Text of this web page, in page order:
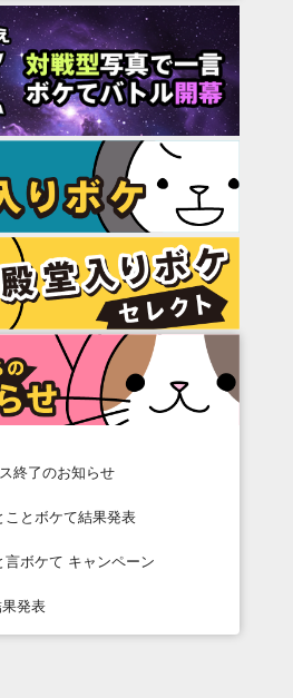
終了のお知らせ
ことボケて結果発表
ボケて キャンペーン
発表